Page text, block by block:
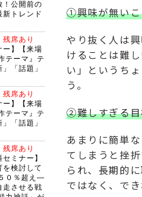
①興味が無い
やり抜く人は
けることは難
い」というち
う。
②難しすぎる
あまりに簡単
てしまうと挫
られ、長期的
ではなく、で